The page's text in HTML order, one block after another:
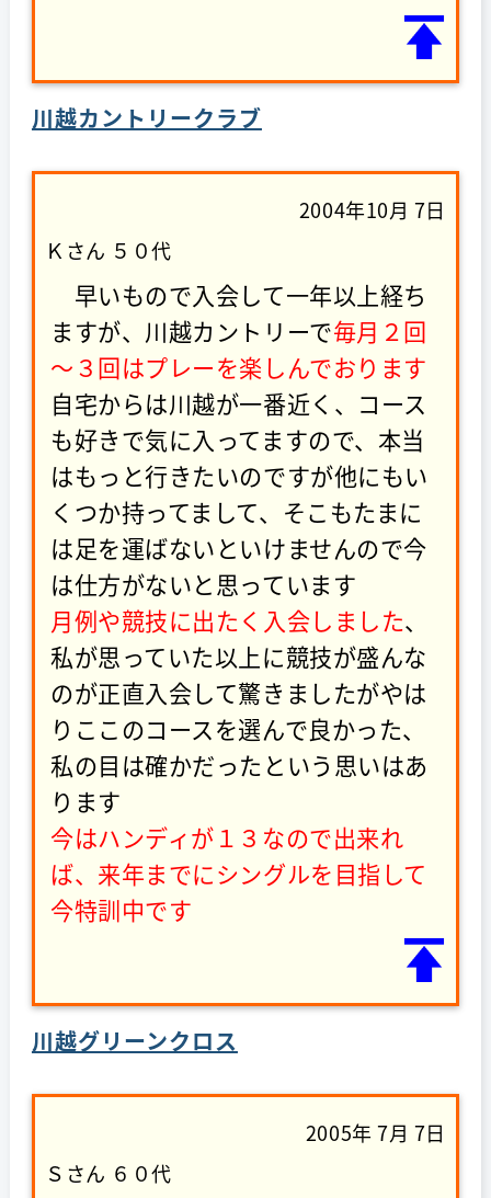
川越カントリークラブ
2004年10月 7日
Ｋさん ５０代
早いもので入会して一年以上経ち
ますが、川越カントリーで毎月２回
～３回はプレーを楽しんでおります
自宅からは川越が一番近く、コース
も好きで気に入ってますので、本当
はもっと行きたいのですが他にもい
くつか持ってまして、そこもたまに
は足を運ばないといけませんので今
は仕方がないと思っています
月例や競技に出たく入会しました、
私が思っていた以上に競技が盛んな
のが正直入会して驚きましたがやは
りここのコースを選んで良かった、
私の目は確かだったという思いはあ
ります
今はハンディが１３なので出来れ
ば、来年までにシングルを目指して
今特訓中です
川越グリーンクロス
2005年 7月 7日
Ｓさん ６０代